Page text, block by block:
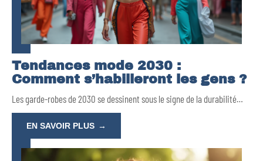
Tendances mode 2030 :
Comment s’habilleront les gens ?
Les garde-robes de 2030 se dessinent sous le signe de la durabilité…
EN SAVOIR PLUS